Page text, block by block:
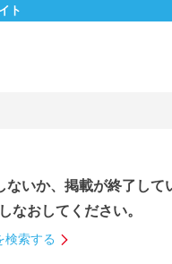
ト
ないか、掲載が終了して
なおしてください。
検索する